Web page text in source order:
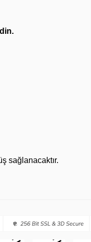
sağlanacaktır.